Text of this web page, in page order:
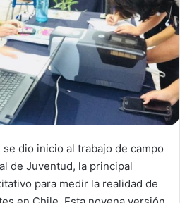
dio inicio al trabajo de campo
de Juventud, la principal
para medir la realidad de